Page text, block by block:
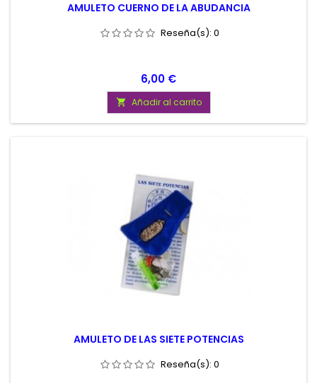
AMULETO CUERNO DE LA ABUDANCIA
Reseña(s): 0
Precio
6,00 €
 Añadir al carrito
AMULETO DE LAS SIETE POTENCIAS
Reseña(s): 0